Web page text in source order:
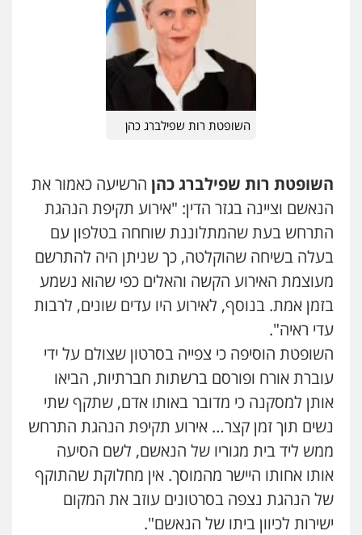
השופטת רות שפילברג כהן
השופטת רות שפילברג כהן הרשיעה כאמור את
הנאשם וציינה בגזר הדין: "אירוע תקיפת הנהגת
התרחש בעת שהמתלוננת שוחחה בטלפון עם
בעלה בשיחה שהוקלטה, כך שניתן היה להתרשם
מעוצמת האירוע הקשה והאלים כפי שהוא נשמע
בזמן אמת. בנוסף, לאירוע היו עדים שונים, לרבות
עדי ראיה".
השופטת הוסיפה כי צפייה בסרטון שצולם על ידי
עוברת אורח ופורסם ברשתות חברתיות, הביאו
אותן למסקנה כי מדובר באותו אדם, שתקף שתי
נשים תוך זמן קצר… אירוע תקיפת הנהגת התרחש
ממש ליד בית מגוריו של הנאשם, לשם הסיעה
אותו אחותו היישר מהמוסך. אין מחלוקת שהתוקף
של הנהגת נצפה בסרטונים עוזב את המקום
ישירות לכיוון ביתו של הנאשם".
פשיעה חמורה מעצרים וחקירות
0544712201
עו"ד רונן בנדל
משפט פלילי פשיעה חמורה פלילי
0524282442
כבריאן, מזר – משרד עורכי דין
פלילי מעצרים וחקירות
0543986802
עו"ד בועז קניג
פלילי משפחה כלכלי צבאי
0507003001
מנשה, אלמוג – עורכי דין
פלילי עבירות תנועה צווארון לבן תעבורה
עורכי דין לענייני אסירים מעצרים וחקירות
0546470989
עו"ד אבי כהן
פלילי פשיעה חמורה קטינים אלימות
סמים עבירות מין
0523647066